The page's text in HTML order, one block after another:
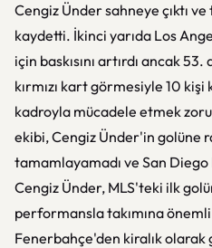
Cengiz Ünder sahneye çıktı
kaydetti. İkinci yarıda Los
için baskısını artırdı ancak
kırmızı kart görmesiyle 10
kadroyla mücadele etmek
ekibi, Cengiz Ünder'in golüne
tamamlayamadı ve San Diego
Cengiz Ünder, MLS'teki ilk
performansla takımına önemli
Fenerbahçe'den kiralık olarak